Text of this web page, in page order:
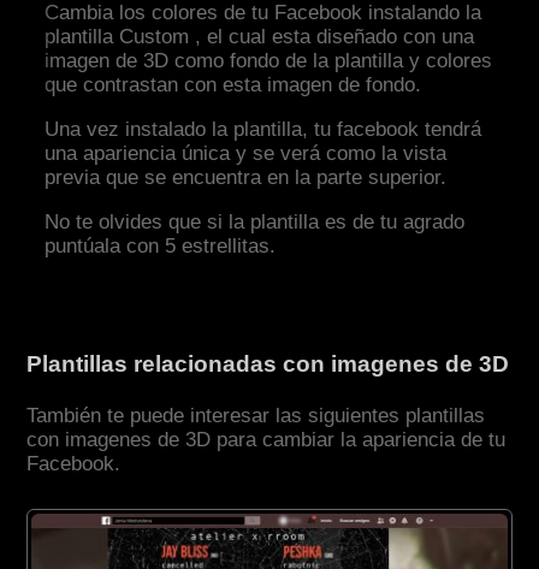
Cambia los colores de tu Facebook instalando la
plantilla Custom , el cual esta diseñado con una
imagen de 3D como fondo de la plantilla y colores
que contrastan con esta imagen de fondo.
Una vez instalado la plantilla, tu facebook tendrá
una apariencia única y se verá como la vista
previa que se encuentra en la parte superior.
No te olvides que si la plantilla es de tu agrado
puntúala con 5 estrellitas.
Plantillas relacionadas con imagenes de 3D
También te puede interesar las siguientes plantillas
con imagenes de 3D para cambiar la apariencia de tu
Facebook.